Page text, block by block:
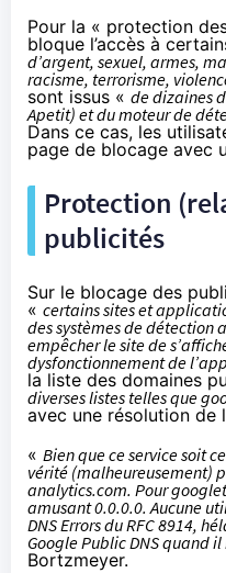
Pour la « protection
bloque l’accès à
d’argent, sexuel, armes,
racisme, terrorisme,
sont issus « de dizaines
Apetit) et du moteur de
Dans ce cas, les
page de blocage avec
Protection
publicités
Sur le blocage des
« certains sites et
des systèmes de
empêcher le site de
dysfonctionnement de
la liste des domaines
diverses listes telles que
avec une résolution de
« Bien que ce service soit
vérité (malheureusement)
analytics.com. Pour
amusant 0.0.0.0. Aucune
DNS Errors du RFC 8914,
Google Public DNS quand
Bortzmeyer.